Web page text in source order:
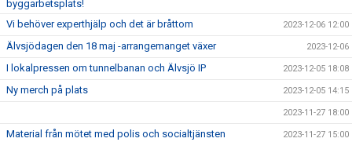
byggarbetsplats!
Vi behöver experthjälp och det är bråttom 2023-12-06 12:00
Älvsjödagen den 18 maj -arrangemanget växer 2023-12-06
I lokalpressen om tunnelbanan och Älvsjö IP 2023-12-05 18:08
Ny merch på plats 2023-12-05 14:15
2023-11-27 18:00
Material från mötet med polis och socialtjänsten 2023-11-27 15:00